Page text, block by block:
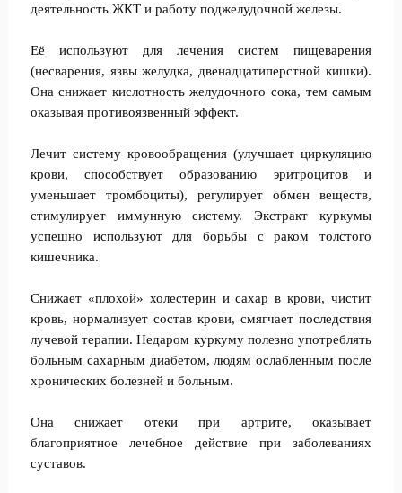
деятельность ЖКТ и работу поджелудочной железы.
Её используют для лечения систем пищеварения
(несварения, язвы желудка, двенадцатиперстной кишки).
Она снижает кислотность желудочного сока, тем самым
оказывая противоязвенный эффект.
Лечит систему кровообращения (улучшает циркуляцию
крови, способствует образованию эритроцитов и
уменьшает тромбоциты), регулирует обмен веществ,
стимулирует иммунную систему. Экстракт куркумы
успешно используют для борьбы с раком толстого
кишечника.
Снижает «плохой» холестерин и сахар в крови, чистит
кровь, нормализует состав крови, смягчает последствия
лучевой терапии. Недаром куркуму полезно употреблять
больным сахарным диабетом, людям ослабленным после
хронических болезней и больным.
Она снижает отеки при артрите, оказывает
благоприятное лечебное действие при заболеваниях
суставов.